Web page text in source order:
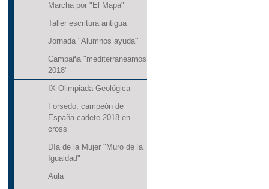
Marcha por "El Mapa"
Taller escritura antigua
Jornada "Alumnos ayuda"
Campaña "mediterraneamos
2018"
IX Olimpiada Geológica
Forsedo, campeón de
España cadete 2018 en
cross
Día de la Mujer "Muro de la
Igualdad"
Aula